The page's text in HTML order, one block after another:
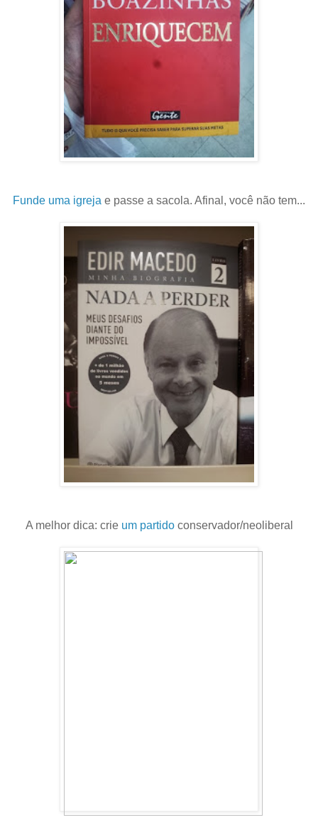
Funde uma igreja e passe a sacola. Afinal, você não tem...
A melhor dica: crie um partidoconservador/neoliberal